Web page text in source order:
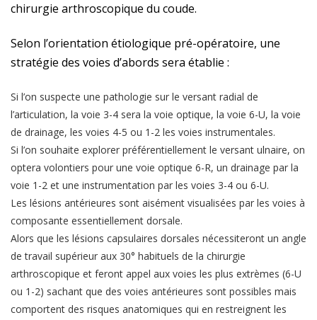
chirurgie arthroscopique du coude.
Selon l’orientation étiologique pré-opératoire, une
stratégie des voies d’abords sera établie :
Si l’on suspecte une pathologie sur le versant radial de
l’articulation, la voie 3-4 sera la voie optique, la voie 6-U, la voie
de drainage, les voies 4-5 ou 1-2 les voies instrumentales.
Si l’on souhaite explorer préférentiellement le versant ulnaire, on
optera volontiers pour une voie optique 6-R, un drainage par la
voie 1-2 et une instrumentation par les voies 3-4 ou 6-U.
Les lésions antérieures sont aisément visualisées par les voies à
composante essentiellement dorsale.
Alors que les lésions capsulaires dorsales nécessiteront un angle
de travail supérieur aux 30° habituels de la chirurgie
arthroscopique et feront appel aux voies les plus extrèmes (6-U
ou 1-2) sachant que des voies antérieures sont possibles mais
comportent des risques anatomiques qui en restreignent les